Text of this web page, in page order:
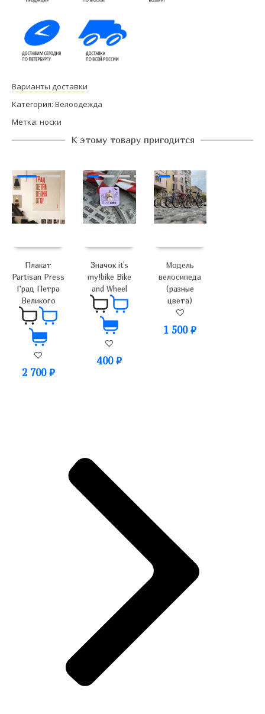
Варианты доставки
Категория: Велоодежда
Метка: носки
К этому товару пригодится
Плакат
Partisan Press
Град Петра
Великого
2 700 ₽
Значок it's
my!bike Bike
and Wheel
400 ₽
Модель
велосипеда
(разные
цвета)
1 500₽